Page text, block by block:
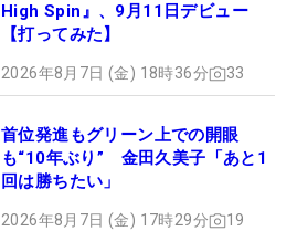
High Spin』、9月11日デビュー
【打ってみた】
2026年8月7日 (金) 18時36分 33
首位発進もグリーン上での開眼
も“10年ぶり” 金田久美子「あと1
回は勝ちたい」
2026年8月7日 (金) 17時29分 19